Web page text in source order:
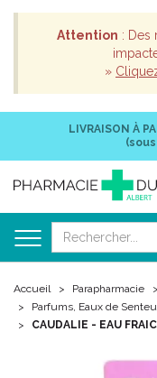
Attention : Des
»
LIVRAISON À
Accueil Parapharmacie
Parfums, Eaux de
CAUDALIE - EAU